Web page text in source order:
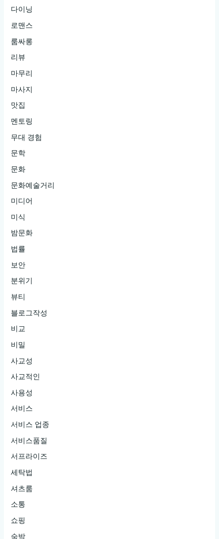
다이닝
로맨스
룸싸롱
리뷰
마무리
마사지
맛집
멘토링
무대 경험
문학
문화
문화예술거리
미디어
미식
밤문화
법률
보안
분위기
뷰티
블로그작성
비교
비밀
사교성
사교적인
사용성
서비스
서비스 업종
서비스품질
서프라이즈
세탁법
셔츠룸
소통
쇼핑
숙박